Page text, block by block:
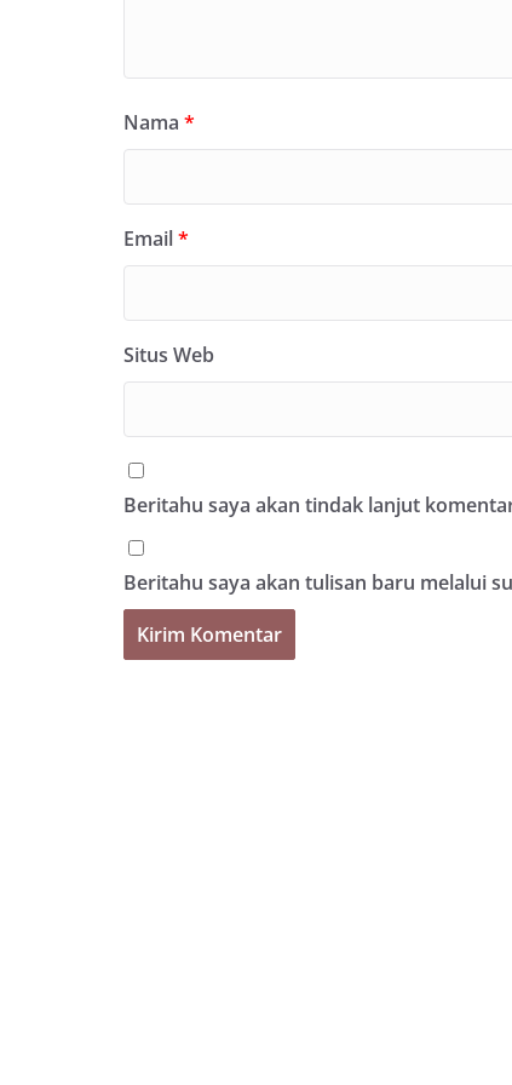
Nama *
Email*
Situs Web
Beritahu saya akan tindak lanjut
Beritahu saya akan tulisan baru melalui